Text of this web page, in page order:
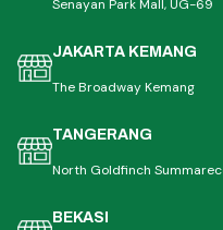
Senayan Park Mall, UG-69
JAKARTA KEMANG
The Broadway Kemang
TANGERANG
North Goldfinch
BEKASI